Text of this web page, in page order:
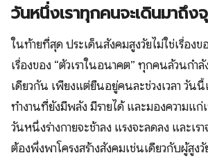
วันหนึ่งเราทุกคนจะเดินมาถึง
ในท้ายที่สุด ประเด็นสังคมสูงวัยไม่ใช่เรื่อง
เรื่องของ “ตัวเราในอนาคต” ทุกคนล้วนกำ
เดียวกัน เพียงแต่ยืนอยู่คนละช่วงเวลา วันนี้
ทำงานที่ยังมีพลัง มีรายได้ และมองความแก่
วันหนึ่งร่างกายจะช้าลง แรงจะลดลง และเ
ต้องพึ่งพาโครงสร้างสังคมเช่นเดียวกับผู้สูง